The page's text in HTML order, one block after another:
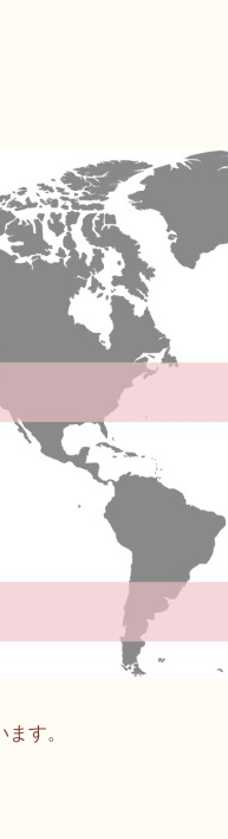
す。